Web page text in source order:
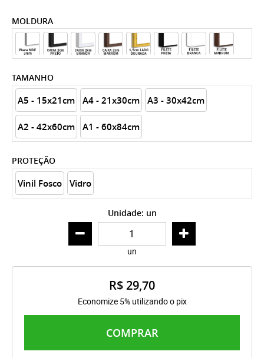
MOLDURA
TAMANHO
A5 - 15x21cm A4 - 21x30cm A3 - 30x42cm
A2 - 42x60cm A1 - 60x84cm
PROTEÇÃO
Vinil Fosco Vidro
Unidade: un
un
R$ 29,70
Economize 5% utilizando o pix
COMPRAR